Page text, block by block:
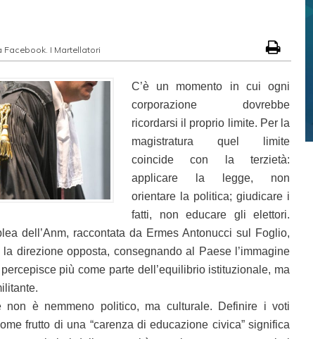
Facebook. I Martellatori
C’è un momento in cui ogni
corporazione dovrebbe
ricordarsi il proprio limite. Per la
magistratura quel limite
coincide con la terzietà:
applicare la legge, non
orientare la politica; giudicare i
fatti, non educare gli elettori.
dell’Anm, raccontata da Ermes Antonucci sul Foglio,
direzione opposta, consegnando al Paese l’immagine
più come parte dell’equilibrio istituzionale, ma
non è nemmeno politico, ma culturale. Definire i voti
frutto di una “carenza di educazione civica” significa